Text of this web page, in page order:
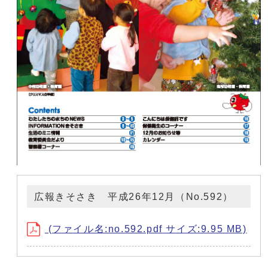
広報きそさき 平成26年12月（No.592）
(ファイル名:no.592.pdf サイズ:9.95 MB)